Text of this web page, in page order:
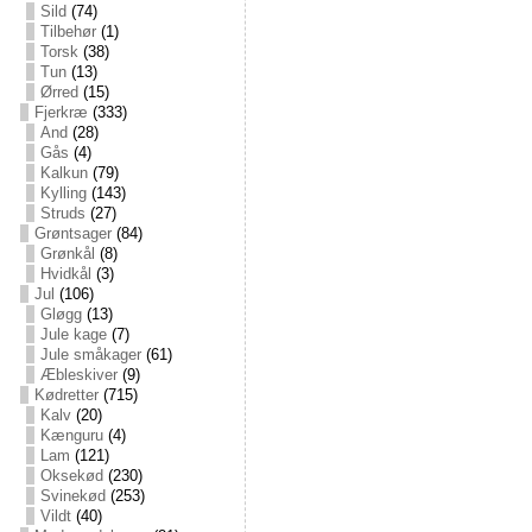
Sild (74)
Tilbehør(1)
Torsk(38)
Tun(13)
Ørred (15)
Fjerkræ (333)
And (28)
Gås (4)
Kalkun(79)
Kylling(143)
Struds (27)
Grøntsager(84)
Grønkål (8)
Hvidkål (3)
Jul (106)
Gløgg(13)
Jule kage(7)
Jule småkager(61)
Æbleskiver(9)
Kødretter(715)
Kalv(20)
Kænguru(4)
Lam (121)
Oksekød (230)
Svinekød (253)
Vildt(40)